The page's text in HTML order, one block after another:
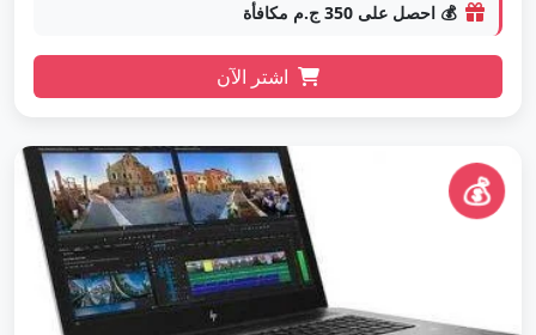
💰 احصل على 350 ج.م مكافأة
اشتر الآن
💰